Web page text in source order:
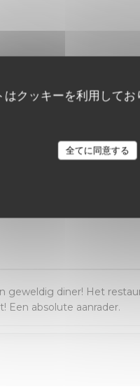
はクッキーを利用して
全てに同意する
顧客の
diner! Het
Een absolute aanrader.